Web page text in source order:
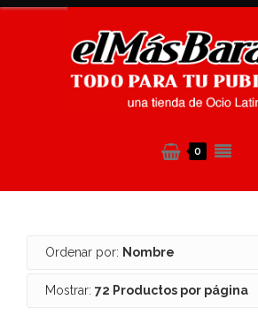
0
Ordenar por: Nombre
Mostrar: 72 Productos por página